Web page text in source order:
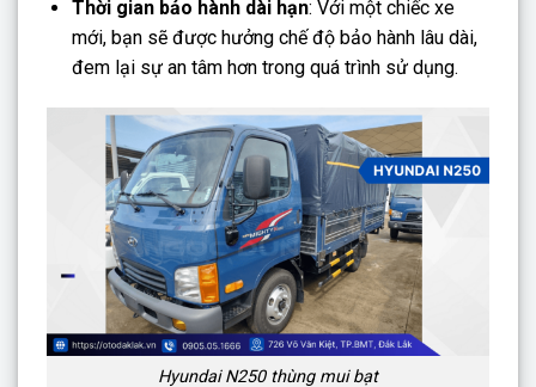
Thời gian bảo hành dài hạn: Với một chiếc xe
mới, bạn sẽ được hưởng chế độ bảo hành lâu dài,
đem lại sự an tâm hơn trong quá trình sử dụng.
Hyundai N250 thùng mui bạt